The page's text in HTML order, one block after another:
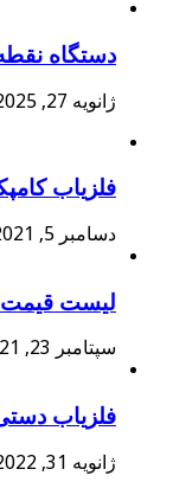
دستگاه
ژانویه 27, 2025
فلزیاب
دسامبر 5, 2021
لیست قیمت
سپتامبر 23, 2021
فلزیاب
ژانویه 31, 2022